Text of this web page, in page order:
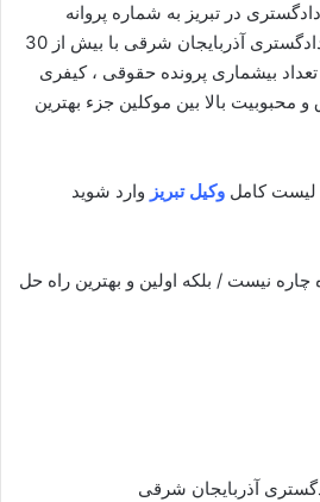
در تبریز به شماره پروانه
وکالت عضو کانون وکلای دادگستری آذربایجان شرقی با بیش از 30
بیشماری پرونده حقوقی ، کیفری
بالا بین موکلین جزء بهترین
کامل وکیل تبریز وارد شوید
چاره نیست / بلکه اولین و بهترین راه حل
آذربایجان شرقی